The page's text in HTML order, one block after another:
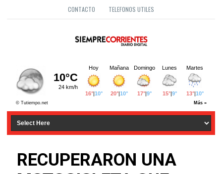
CONTACTO TELEFONOS UTILES
RECUPERARON UNA